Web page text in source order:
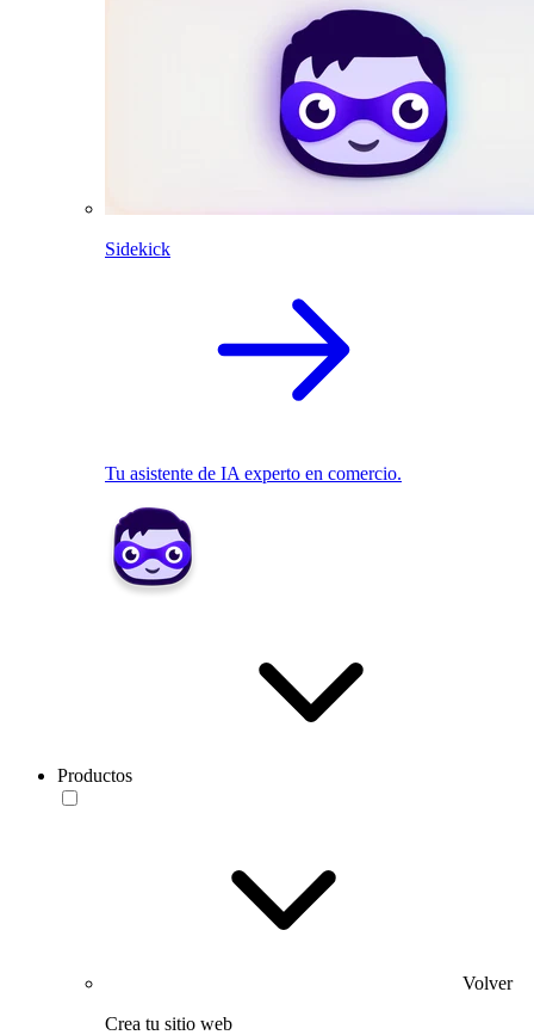
Sidekick
Tu asistente de IA experto en comercio.
Productos
Volver
Crea tu sitio web